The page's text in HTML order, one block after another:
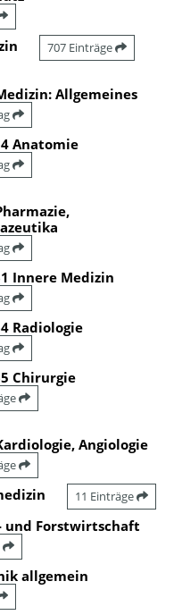
707 Einträge
Allgemeines
Anatomie
Innere Medizin
Radiologie
Chirurgie
Angiologie
11 Einträge
und Forstwirtschaft
allgemein